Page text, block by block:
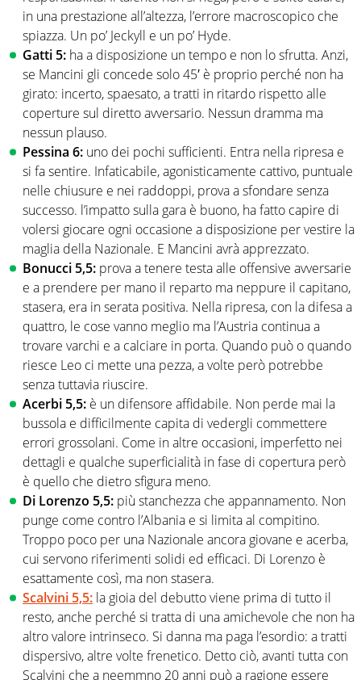
in una prestazione all’altezza, l’errore macroscopico che
spiazza. Un po’ Jeckyll e un po’ Hyde.
Gatti 5: ha a disposizione un tempo e non lo sfrutta. Anzi,
se Mancini gli concede solo 45′ è proprio perché non ha
girato: incerto, spaesato, a tratti in ritardo rispetto alle
coperture sul diretto avversario. Nessun dramma ma
nessun plauso.
Pessina 6: uno dei pochi sufficienti. Entra nella ripresa e
si fa sentire. Infaticabile, agonisticamente cattivo, puntuale
nelle chiusure e nei raddoppi, prova a sfondare senza
successo. l’impatto sulla gara è buono, ha fatto capire di
volersi giocare ogni occasione a disposizione per vestire la
maglia della Nazionale. E Mancini avrà apprezzato.
Bonucci 5,5: prova a tenere testa alle offensive avversarie
e a prendere per mano il reparto ma neppure il capitano,
stasera, era in serata positiva. Nella ripresa, con la difesa a
quattro, le cose vanno meglio ma l’Austria continua a
trovare varchi e a calciare in porta. Quando può o quando
riesce Leo ci mette una pezza, a volte però potrebbe
senza tuttavia riuscire.
Acerbi 5,5: è un difensore affidabile. Non perde mai la
bussola e difficilmente capita di vedergli commettere
errori grossolani. Come in altre occasioni, imperfetto nei
dettagli e qualche superficialità in fase di copertura però
è quello che dietro sfigura meno.
Di Lorenzo 5,5: più stanchezza che appannamento. Non
punge come contro l’Albania e si limita al compitino.
Troppo poco per una Nazionale ancora giovane e acerba,
cui servono riferimenti solidi ed efficaci. Di Lorenzo è
esattamente così, ma non stasera.
Scalvini 5,5: la gioia del debutto viene prima di tutto il
resto, anche perché si tratta di una amichevole che non ha
altro valore intrinseco. Si danna ma paga l’esordio: a tratti
dispersivo, altre volte frenetico. Detto ciò, avanti tutta con
Scalvini che a neemmno 20 anni può a ragione essere